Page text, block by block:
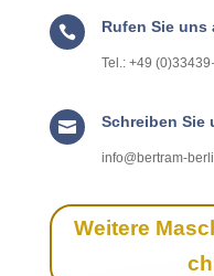
 Rufen Sie uns
Tel.: +49 (0)33439
 Schreiben Sie
info@​bertram-​
Weit­ere